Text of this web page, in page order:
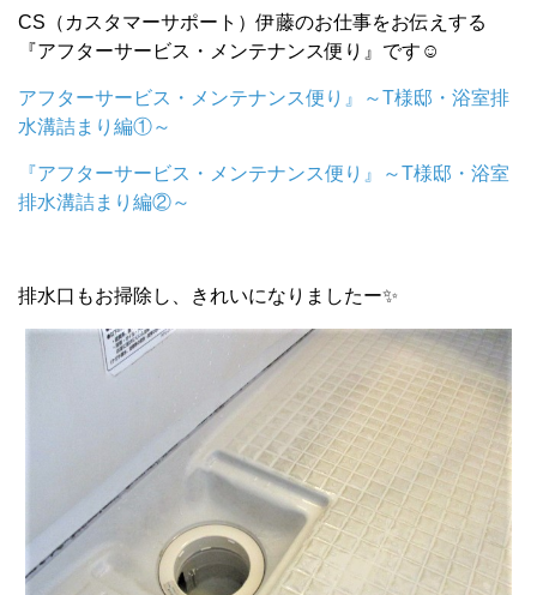
CS（カスタマーサポート）伊藤のお仕事をお伝えする
『アフターサービス・メンテナンス便り』です☺︎
アフターサービス・メンテナンス便り』～T様邸・浴室排
水溝詰まり編①～
『アフターサービス・メンテナンス便り』～T様邸・浴室
排水溝詰まり編②～
排水口もお掃除し、きれいになりましたー✨